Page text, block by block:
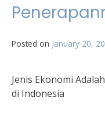
Posted on January 20,
Jenis Ekonomi
di Indonesia